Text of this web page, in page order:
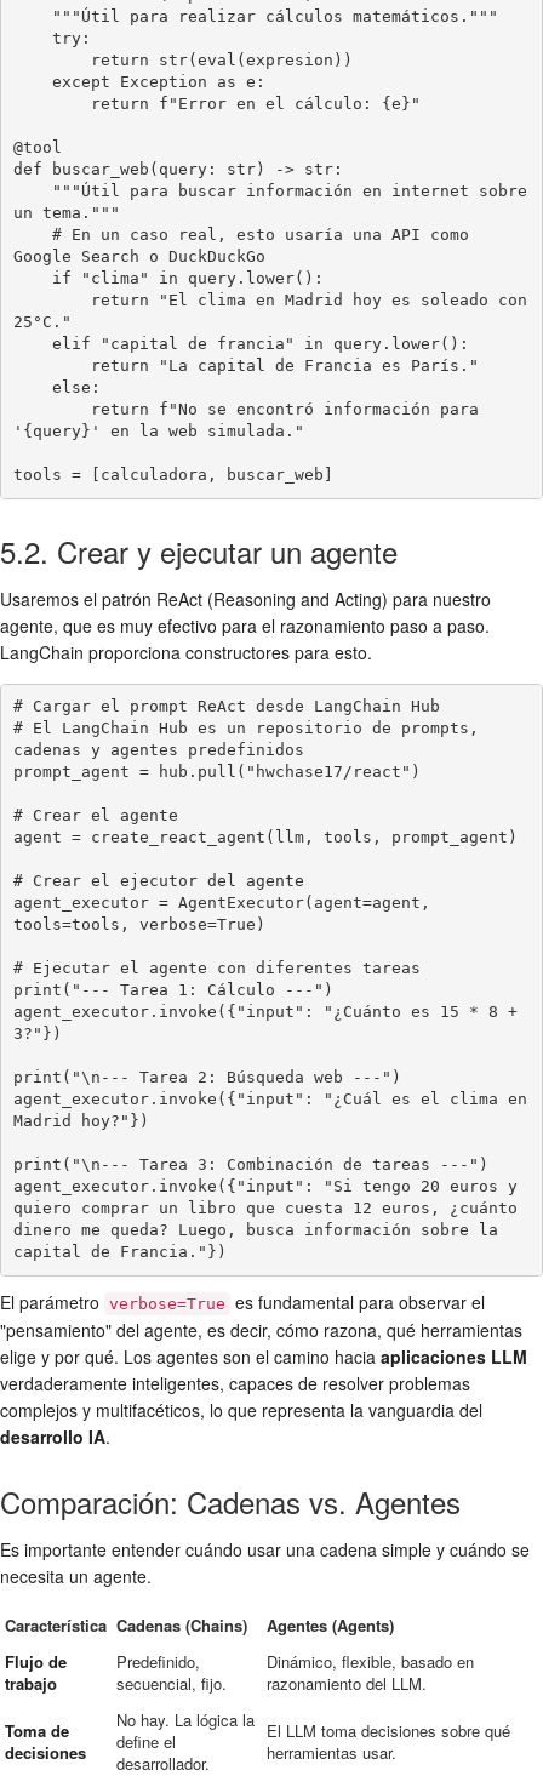
@tool
def buscar_web(query: str) -> str:
un tema."""
Google Search o DuckDuckGo
25°C."
'{query}' en la web simulada."
tools = [calculadora, buscar_web]
5.2. Crear y ejecutar un agente
Usaremos el patrón ReAct (Reasoning and Acting) para nuestro
agente, que es muy efectivo para el razonamiento paso a paso.
LangChain proporciona constructores para esto.
# Cargar el prompt ReAct desde LangChain Hub
# El LangChain Hub es un repositorio de prompts,
cadenas y agentes predefinidos
prompt_agent = hub.pull("hwchase17/react")
# Crear el agente
agent = create_react_agent(llm, tools, prompt_agent)
# Crear el ejecutor del agente
agent_executor = AgentExecutor(agent=agent,
tools=tools, verbose=True)
# Ejecutar el agente con diferentes tareas
print("--- Tarea 1: Cálculo ---")
agent_executor.invoke({"input": "¿Cuánto es 15 * 8 +
3?"})
print("\n--- Tarea 2: Búsqueda web ---")
agent_executor.invoke({"input": "¿Cuál es el clima en
Madrid hoy?"})
print("\n--- Tarea 3: Combinación de tareas ---")
agent_executor.invoke({"input": "Si tengo 20 euros y
quiero comprar un libro que cuesta 12 euros, ¿cuánto
dinero me queda? Luego, busca información sobre la
capital de Francia."})
El parámetro verbose=True es fundamental para observar el
"pensamiento" del agente, es decir, cómo razona, qué herramientas
elige y por qué. Los agentes son el camino hacia aplicaciones LLM
verdaderamente inteligentes, capaces de resolver problemas
complejos y multifacéticos, lo que representa la vanguardia del
desarrollo IA.
Comparación: Cadenas vs. Agentes
Es importante entender cuándo usar una cadena simple y cuándo se
necesita un agente.
Característica Cadenas (Chains)
Agentes (Agents)
Flujo de
trabajo
Predefinido,
secuencial, fijo.
Dinámico, flexible, basado en
razonamiento del LLM.
Toma de
decisiones
No hay. La lógica la
define el
desarrollador.
El LLM toma decisiones sobre qué
herramientas usar.